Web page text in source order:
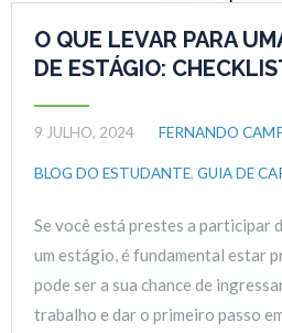
O QUE LEVAR PARA
DE ESTÁGIO:
9 JULHO, 2024 FERNANDO
BLOG DO ESTUDANTE, GUIA DE
Se você está prestes a participar
um estágio, é fundamental estar
pode ser a sua chance de
trabalho e dar o primeiro passo